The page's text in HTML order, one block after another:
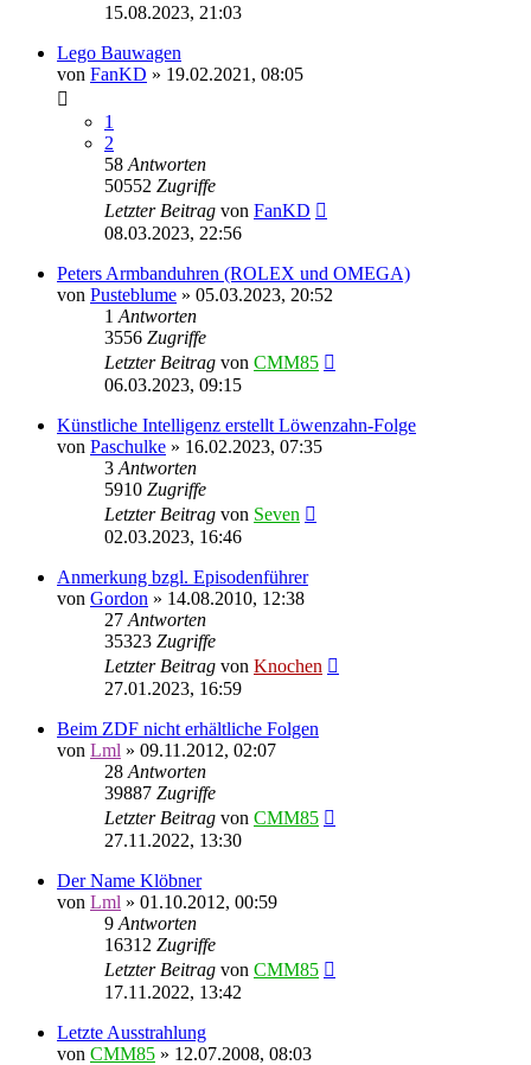
15.08.2023, 21:03
Lego Bauwagen
von FanKD » 19.02.2021, 08:05
1
2
58 Antworten
50552 Zugriffe
Letzter Beitrag von FanKD
08.03.2023, 22:56
Peters Armbanduhren (ROLEX und OMEGA)
von Pusteblume » 05.03.2023, 20:52
1 Antworten
3556 Zugriffe
Letzter Beitrag von CMM85
06.03.2023, 09:15
Künstliche Intelligenz erstellt Löwenzahn-Folge
von Paschulke » 16.02.2023, 07:35
3 Antworten
5910 Zugriffe
Letzter Beitrag von Seven
02.03.2023, 16:46
Anmerkung bzgl. Episodenführer
von Gordon » 14.08.2010, 12:38
27 Antworten
35323 Zugriffe
Letzter Beitrag von Knochen
27.01.2023, 16:59
Beim ZDF nicht erhältliche Folgen
von Lml » 09.11.2012, 02:07
28 Antworten
39887 Zugriffe
Letzter Beitrag von CMM85
27.11.2022, 13:30
Der Name Klöbner
von Lml » 01.10.2012, 00:59
9 Antworten
16312 Zugriffe
Letzter Beitrag von CMM85
17.11.2022, 13:42
Letzte Ausstrahlung
von CMM85 » 12.07.2008, 08:03